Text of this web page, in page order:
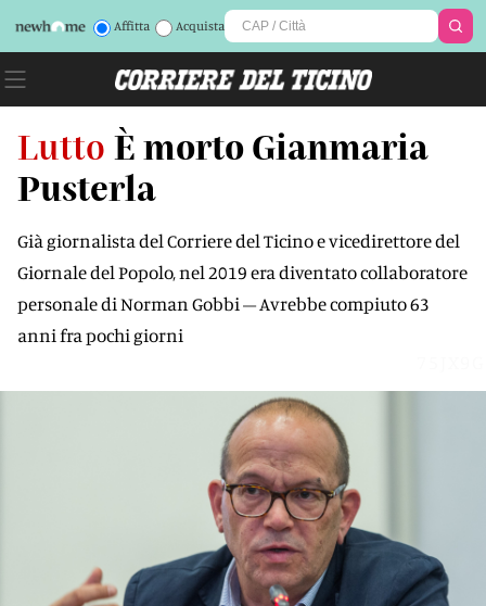
Affitta Acquista
Lutto È morto Gianmaria
Pusterla
Già giornalista del Corriere del Ticino e vicedirettore del
Giornale del Popolo, nel 2019 era diventato collaboratore
personale di Norman Gobbi – Avrebbe compiuto 63
anni fra pochi giorni